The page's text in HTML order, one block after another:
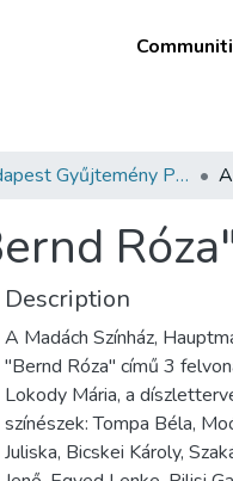
A Budapest Gyűjtemény Plakáttárának plakátjai
Description
A Madách Színház,
"Bernd Róza" című 3
Lokody Mária, a
színészek: Tompa Béla,
Juliska, Bicskei Károly,